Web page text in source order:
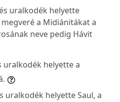
uralkodék helyette
a Midiánitákat a
neve pedig Hávit
uralkodék helyette a
uralkodék helyette Saul, a